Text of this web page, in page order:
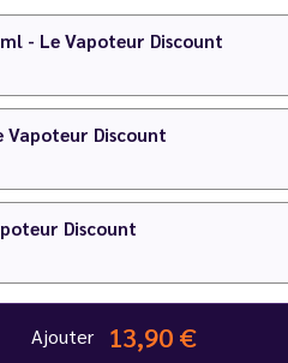
- Le Vapoteur Discount
Vapoteur Discount
Discount
Ajouter 13,90 €